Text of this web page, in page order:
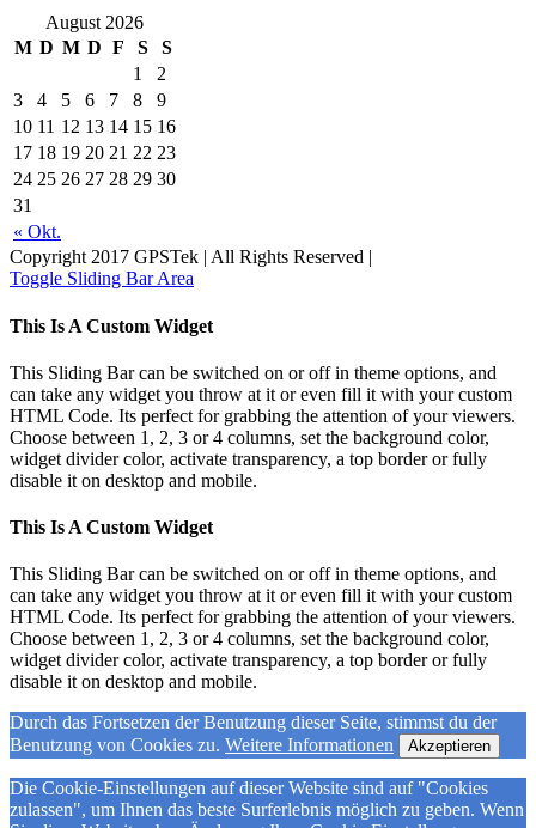
August 2026
M D M D F S S
« Okt.
1
2
3
4 5 6 7 8
9
10 11 12 13 14 15 16
17 18 19 20 21 22 23
24 25 26 27 28 29 30
31
Copyright 2017 GPSTek | All Rights Reserved |
Toggle Sliding Bar Area
This Is A Custom Widget
This Sliding Bar can be switched on or off in theme options, and
can take any widget you throw at it or even fill it with your custom
HTML Code. Its perfect for grabbing the attention of your viewers.
Choose between 1, 2, 3 or 4 columns, set the background color,
widget divider color, activate transparency, a top border or fully
disable it on desktop and mobile.
This Is A Custom Widget
This Sliding Bar can be switched on or off in theme options, and
can take any widget you throw at it or even fill it with your custom
HTML Code. Its perfect for grabbing the attention of your viewers.
Choose between 1, 2, 3 or 4 columns, set the background color,
widget divider color, activate transparency, a top border or fully
disable it on desktop and mobile.
Durch das Fortsetzen der Benutzung dieser Seite, stimmst du der
Benutzung von Cookies zu. Weitere Informationen Akzeptieren
Die Cookie-Einstellungen auf dieser Website sind auf "Cookies
zulassen", um Ihnen das beste Surferlebnis möglich zu geben. Wenn